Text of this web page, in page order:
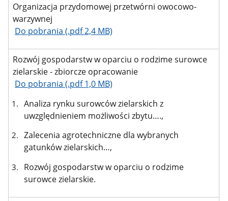
Organizacja przydomowej przetwórni owocowo-
warzywnej
Do pobrania (.pdf 2,4 MB)
Rozwój gospodarstw w oparciu o rodzime surowce
zielarskie - zbiorcze opracowanie
Do pobrania (.pdf 1,0 MB)
Analiza rynku surowców zielarskich z
uwzględnieniem możliwości zbytu….,
Zalecenia agrotechniczne dla wybranych
gatunków zielarskich…,
Rozwój gospodarstw w oparciu o rodzime
surowce zielarskie.